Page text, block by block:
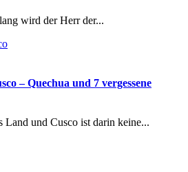
wird der Herr der...
– Quechua und 7 vergessene
Land und Cusco ist darin keine...